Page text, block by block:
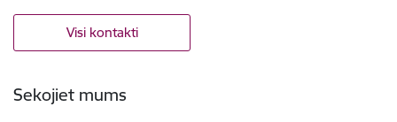
Visi kontakti
Sekojiet mums